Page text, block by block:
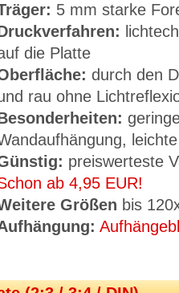
5 mm starke
die Platte
durch den
rau ohne
preiswerteste
ab 4,95 EUR!
Größen bis